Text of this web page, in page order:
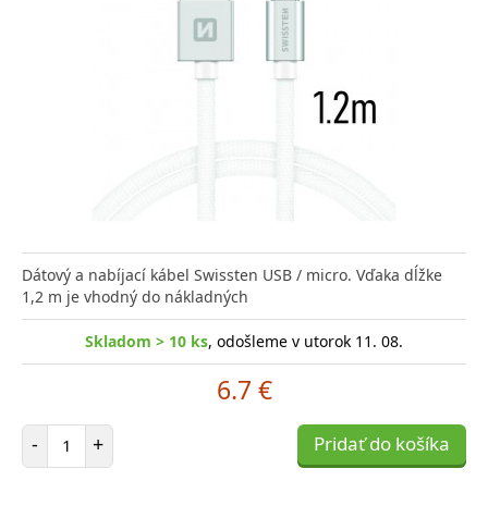
Dátový a nabíjací kábel Swissten USB / micro. Vďaka dĺžke
1,2 m je vhodný do nákladných
Skladom > 10 ks, odošleme v utorok 11. 08.
6.7 €
- Počet položiek
+ Pridať do košíka